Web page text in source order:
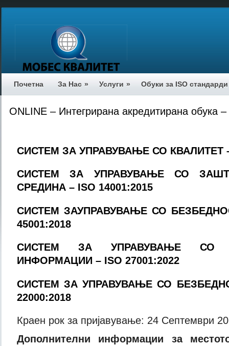
Почетна За Нас » Услуги » Обуки за ISO стандарди
ONLINE – Интегрирана акредитирана обука
СИСТЕМ ЗА УПРАВУВАЊЕ СО КВАЛИТЕТ –
СИСТЕМ ЗА УПРАВУВАЊЕ СО
СРЕДИНА – ISO 14001:2015
СИСТЕМ ЗАУПРАВУВАЊЕ СО
45001:2018
СИСТЕМ ЗА УПРАВУВАЊЕ СО
ИНФОРМАЦИИ – ISO 27001:2022
СИСТЕМ ЗА УПРАВУВАЊЕ СО
22000:2018
Краен рок за пријавување: 24 Септември
Дополнителни информации за